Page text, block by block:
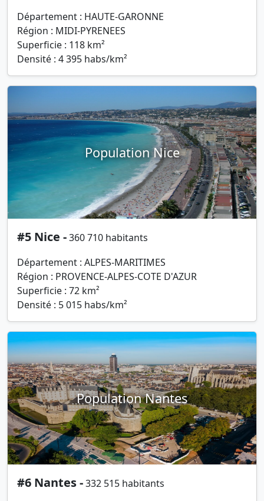
Département : HAUTE-GARONNE
Région : MIDI-PYRENEES
Superficie : 118 km²
Densité : 4 395 habs/km²
Population Nice
#5 Nice -360 710 habitants
Département : ALPES-MARITIMES
Région : PROVENCE-ALPES-COTE D'AZUR
Superficie : 72 km²
Densité : 5 015 habs/km²
Population Nantes
#6 Nantes -332 515 habitants